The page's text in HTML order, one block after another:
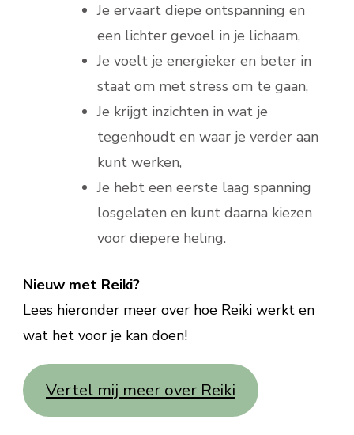
Je ervaart diepe ontspanning en
een lichter gevoel in je lichaam,
Je voelt je energieker en beter in
staat om met stress om te gaan,
Je krijgt inzichten in wat je
tegenhoudt en waar je verder aan
kunt werken,
Je hebt een eerste laag spanning
losgelaten en kunt daarna kiezen
voor diepere heling.
Nieuw met Reiki?
Lees hieronder meer over hoe Reiki werkt en
wat het voor je kan doen!
Vertel mij meer over Reiki